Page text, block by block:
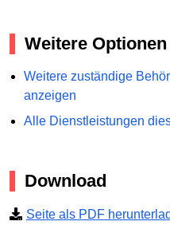
Weitere Optionen
Weitere zuständige
anzeigen
Alle Dienstleistungen
Download
Seite als PDF